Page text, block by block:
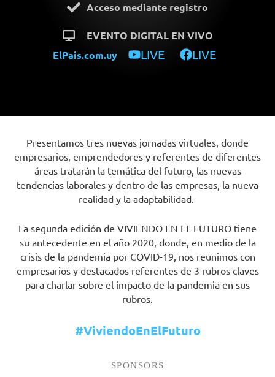
Acceso mediante registro
EVENTO DIGITAL EN VIVO
ElPais.com.uy
LIVE LIVE
Presentamos tres nuevas jornadas virtuales, donde
empresarios, emprendedores y referentes de diferentes
áreas tratarán la temática del futuro, las nuevas
tendencias laborales y dentro de las empresas, la nueva
realidad y la adaptabilidad.
La segunda edición de VIVIENDO EN EL FUTURO tiene
su antecedente en el año 2020, donde, en medio de la
crisis de la pandemia por COVID-19, nos reunimos con
empresarios y destacados referentes de 3 rubros claves
para charlar sobre el impacto de la pandemia en sus
rubros.
#ViviendoEnElFuturo
SPONSORS